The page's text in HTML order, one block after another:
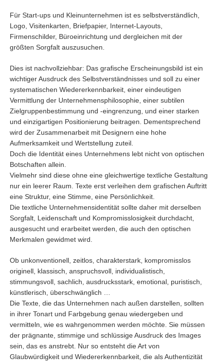
Für Start-ups und Kleinunternehmen ist es selbstverständlich,
Logo, Visitenkarten, Briefpapier, Internet-Layouts,
Firmenschilder, Büroeinrichtung und dergleichen mit der
größten Sorgfalt auszusuchen.
Dies ist nachvollziehbar: Das grafische Erscheinungsbild ist ein
wichtiger Ausdruck des Selbstverständnisses und soll zu einer
systematischen Wiedererkennbarkeit, einer eindeutigen
Vermittlung der Unternehmensphilosophie, einer subtilen
Zielgruppenbestimmung und -eingrenzung, und einer starken
und einzigartigen Positionierung beitragen. Dementsprechend
wird der Zusammenarbeit mit Designern eine hohe
Aufmerksamkeit und Wertstellung zuteil.
Doch die Identität eines Unternehmens lebt nicht von optischen
Botschaften allein.
Vielmehr sind diese ohne eine gleichwertige textliche Gestaltung
nur ein leerer Raum. Texte erst verleihen dem grafischen Auftritt
eine Struktur, eine Stimme, eine Persönlichkeit.
Die textliche Unternehmensidentität sollte daher mit derselben
Sorgfalt, Leidenschaft und Kompromisslosigkeit durchdacht,
ausgesucht und erarbeitet werden, die auch den optischen
Merkmalen gewidmet wird.
Ob unkonventionell, zeitlos, charakterstark, kompromisslos
originell, klassisch, anspruchsvoll, individualistisch,
stimmungsvoll, sachlich, ausdrucksstark, emotional, puristisch,
künstlerisch, überschwänglich …
Die Texte, die das Unternehmen nach außen darstellen, sollten
in ihrer Tonart und Farbgebung genau wiedergeben und
vermitteln, wie es wahrgenommen werden möchte. Sie müssen
der prägnante, stimmige und schlüssige Ausdruck des Images
sein, das es anstrebt. Nur so entsteht die Art von
Glaubwürdigkeit und Wiedererkennbarkeit, die als Authentizität